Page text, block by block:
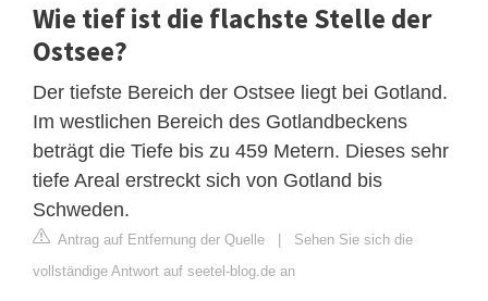
Wie tief ist die flachste Stelle der
Ostsee?
Der tiefste Bereich der Ostsee liegt bei Gotland.
Im westlichen Bereich des Gotlandbeckens
beträgt die Tiefe bis zu 459 Metern. Dieses sehr
tiefe Areal erstreckt sich von Gotland bis
Schweden.
Antrag auf Entfernung der Quelle
Sehen Sie sich die
vollständige Antwort auf seetel-blog.de an